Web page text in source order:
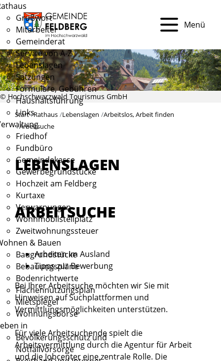
Grußwort
Mitarbeiter
Gemeinderat
Service von A-Z
Lebenslagen
Satzungen
Formulare, Gebühren
Haushaltsführung
Links
Friedhof
Fundbüro
Gemeindekasse
Gewerbegrundstücke
Hochzeit am Feldberg
Kurtaxe
Verwarnungen
Wohnmobilstellplatz
Zweitwohnungssteuer
& Bauen
Baugrundstücke
Bebauungspläne
Bodenrichtwerte
Flächennutzungsplan
Mietspiegel
Wohnungsbörse
in
Bevölkerungsschutz und
Notfallvorsorge
Menü
© Hochschwarzwald Tourismus GmbH
Start Rathaus Lebenslagen Arbeitslos, Arbeit finden
Arbeitsuche
LEBENSLAGEN
ARBEITSUCHE
Arbeiten im Ausland
Tipps zur Bewerbung
Bei Ihrer Arbeitsuche möchten wir Sie mit
Hinweisen auf Suchplattformen und
Vermittlungsmöglichkeiten unterstützen.
Für viele Arbeitsuchende spielt die
Arbeitsvermittlung durch die Agentur für Arbeit
und die Jobcenter eine zentrale Rolle. Die